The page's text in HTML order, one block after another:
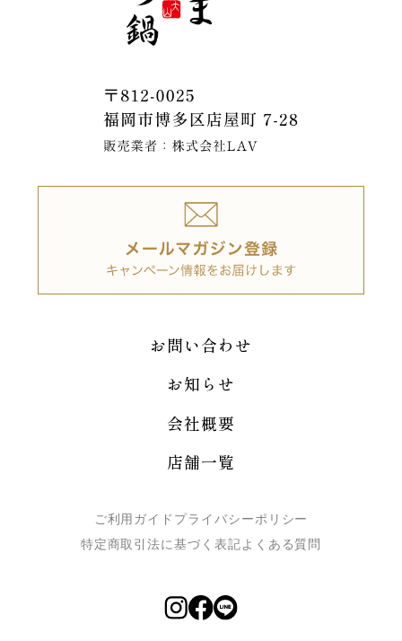
お問い合わせ
お知らせ
会社概要
店舗一覧
ご利用ガイド プライバシーポリシー
特定商取引法に基づく表記よくある質問